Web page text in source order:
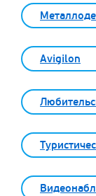
Avigilon